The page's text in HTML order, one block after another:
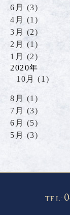
6月 (3)
4月 (1)
3月 (2)
2月 (1)
1月 (2)
2020年
10月 (1)
8月 (1)
7月 (3)
6月 (5)
5月 (3)
TEL: